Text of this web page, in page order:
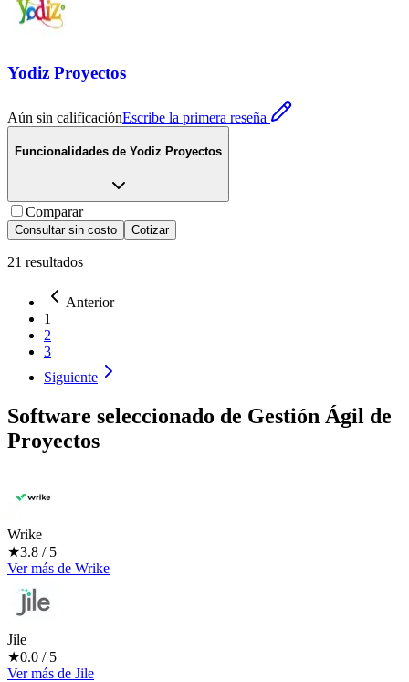
Yodiz Proyectos
Aún sin calificaciónEscribe la primera reseña
Funcionalidades de Yodiz Proyectos
Comparar
Consultar sin costo Cotizar
21 resultados
Anterior
1
2
3
Siguiente
Software seleccionado de Gestión Ágil de
Proyectos
Wrike
★3.8 / 5
Ver más de Wrike
Jile
★0.0 / 5
Ver más de Jile